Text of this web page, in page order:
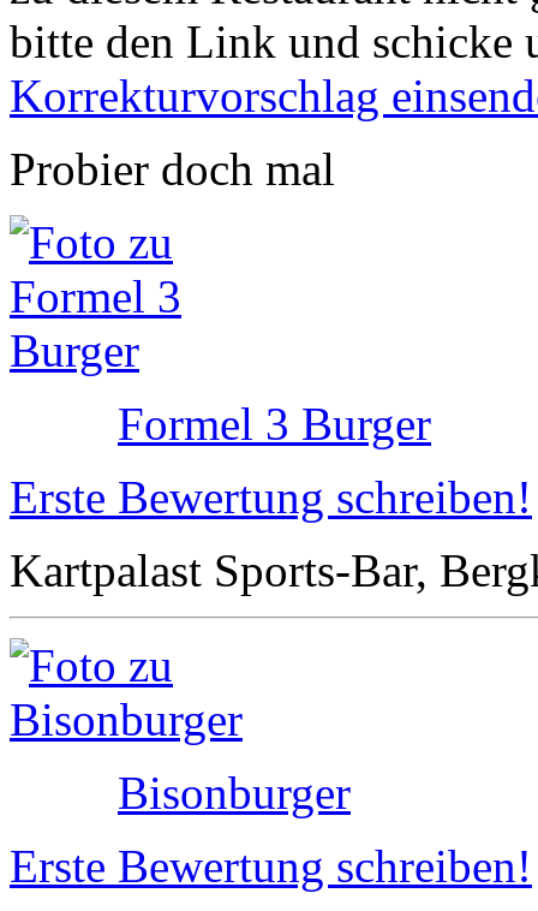
bitte den Link und schicke
Korrekturvorschlag
Probier doch mal
Formel 3 Burger
Erste Bewertung schreiben!
Kartpalast Sports-Bar,
Bisonburger
Erste Bewertung schreiben!